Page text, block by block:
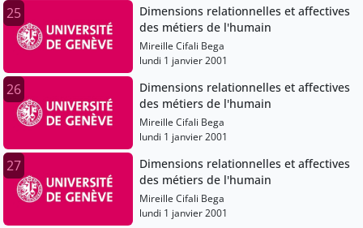
25
Dimensions relationnelles et affectives
des métiers de l'humain
Mireille Cifali Bega
lundi 1 janvier 2001
26
Dimensions relationnelles et affectives
des métiers de l'humain
Mireille Cifali Bega
lundi 1 janvier 2001
27
Dimensions relationnelles et affectives
des métiers de l'humain
Mireille Cifali Bega
lundi 1 janvier 2001